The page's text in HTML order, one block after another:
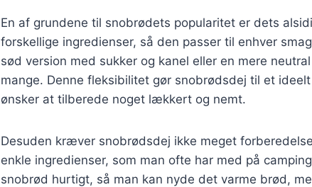
En af grundene til snobrødets popularitet er dets
forskellige ingredienser, så den passer til enhver
sød version med sukker og kanel eller en mere
mange. Denne fleksibilitet gør snobrødsdej til et
ønsker at tilberede noget lækkert og nemt.
Desuden kræver snobrødsdej ikke meget
enkle ingredienser, som man ofte har med på
snobrød hurtigt, så man kan nyde det varme brød,